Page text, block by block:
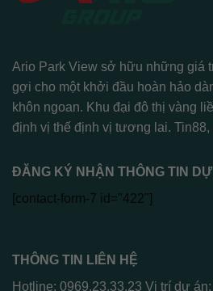
Ario Park View sở hữu những giá
gợi cho một khởi đầu hoàn hảo
khôn ngoan. Khu đại đô thị vàng
định vị thế định vị tương lai. Tin88,
ĐĂNG KÝ NHẬN THÔNG TIN DỰ
[contact-form-7 id="422"]
THÔNG TIN LIÊN HỆ
Hotline: 0969.23.33.23 Vị trí dự